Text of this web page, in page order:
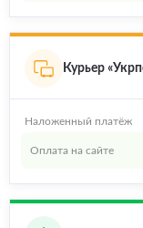
Курьер
Наложенный платёж
Оплата на сайте